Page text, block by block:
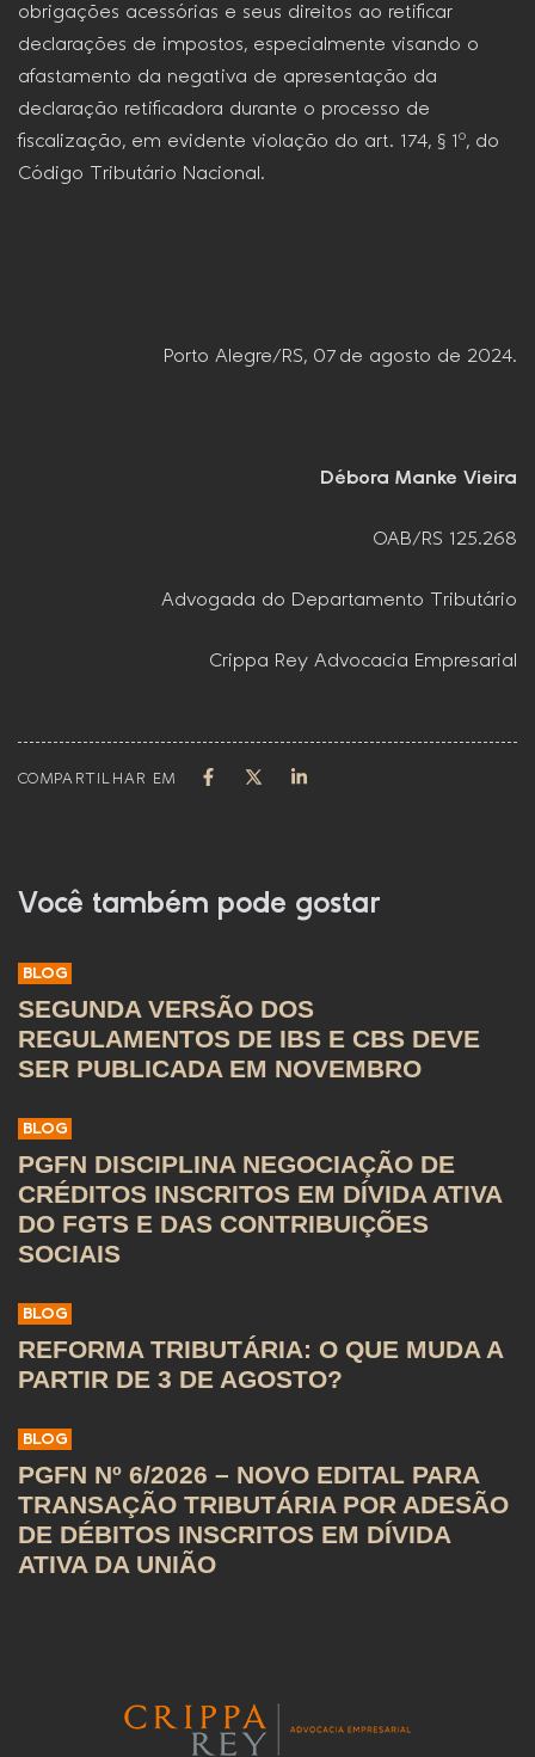
obrigações acessórias e seus direitos ao retificar
declarações de impostos, especialmente visando o
afastamento da negativa de apresentação da
declaração retificadora durante o processo de
fiscalização, em evidente violação do art. 174, § 1º, do
Código Tributário Nacional.
Porto Alegre/RS, 07 de agosto de 2024.
Débora Manke Vieira
OAB/RS 125.268
Advogada do Departamento Tributário
Crippa Rey Advocacia Empresarial
COMPARTILHAR EM
Você também pode gostar
BLOG
SEGUNDA VERSÃO DOS
REGULAMENTOS DE IBS E CBS DEVE
SER PUBLICADA EM NOVEMBRO
BLOG
PGFN DISCIPLINA NEGOCIAÇÃO DE
CRÉDITOS INSCRITOS EM DÍVIDA ATIVA
DO FGTS E DAS CONTRIBUIÇÕES
SOCIAIS
BLOG
REFORMA TRIBUTÁRIA: O QUE MUDA A
PARTIR DE 3 DE AGOSTO?
BLOG
PGFN Nº 6/2026 – NOVO EDITAL PARA
TRANSAÇÃO TRIBUTÁRIA POR ADESÃO
DE DÉBITOS INSCRITOS EM DÍVIDA
ATIVA DA UNIÃO